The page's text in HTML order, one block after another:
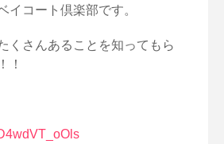
イコート倶楽部です。
くさんあることを知ってもら
！